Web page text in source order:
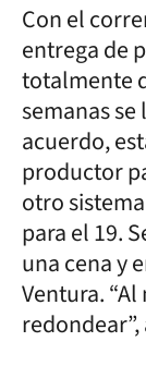
Con el
entrega de
totalmente
semanas se
acuerdo,
productor
otro
para el 19.
una cena y
Ventura.